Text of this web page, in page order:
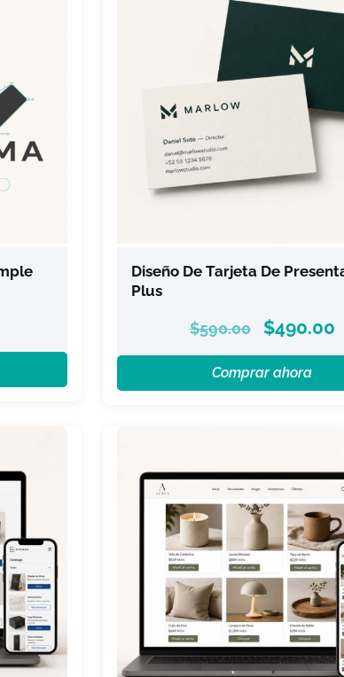
Diseño De Tarjeta De
Plus
$590.00 $490.00
Comprar ahora